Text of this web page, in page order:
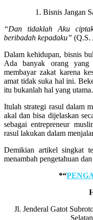
Bisnis Jangan
“Dan tidaklah Aku
beribadah kepadaku” (Q.S.
Dalam kehidupan, bisnis
Ada banyak orang yang
membayar zakat karena
amat tidak suka hal ini.
itu bukanlah hal yang utama.
Itulah strategi rasul dalam
akal dan bisa dijelaskan
sebagai entrepreneur
rasul lakukan dalam
Demikian artikel singkat
menambah pengetahuan
*“
Jl. Jenderal Gatot